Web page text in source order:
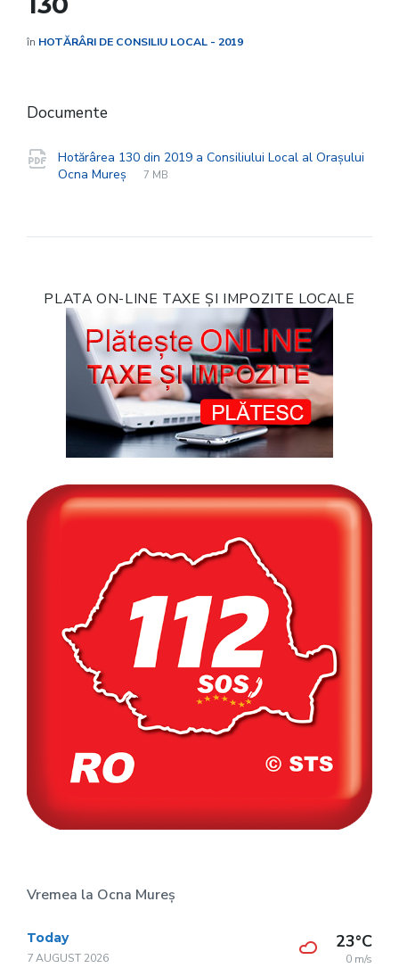
în HOTĂRÂRI DE CONSILIU LOCAL - 2019
Documente
Hotărârea 130 din 2019 a Consiliului Local al Orașului
Ocna Mureș
File
pdf
File
7 MB
PLATA ON-LINE TAXE ȘI IMPOZITE LOCALE
Vremea la Ocna Mureș
Today
7 AUGUST 2026
23°C
0 m/s